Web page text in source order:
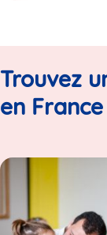
Trouvez
en France